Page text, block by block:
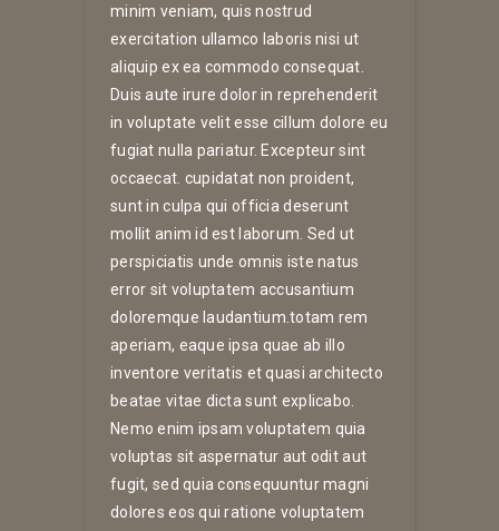
minim veniam, quis nostrud
exercitation ullamco laboris nisi ut
aliquip ex ea commodo consequat.
Duis aute irure dolor in reprehenderit
in voluptate velit esse cillum dolore eu
fugiat nulla pariatur. Excepteur sint
occaecat. cupidatat non proident,
sunt in culpa qui officia deserunt
mollit anim id est laborum. Sed ut
perspiciatis unde omnis iste natus
error sit voluptatem accusantium
doloremque laudantium.totam rem
aperiam, eaque ipsa quae ab illo
inventore veritatis et quasi architecto
beatae vitae dicta sunt explicabo.
Nemo enim ipsam voluptatem quia
voluptas sit aspernatur aut odit aut
fugit, sed quia consequuntur magni
dolores eos qui ratione voluptatem